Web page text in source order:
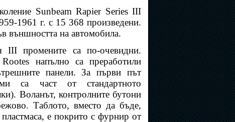
Sunbeam Rapier Series III
1961 г. с 15 368 произведени.
външността на автомобила.
III промените са по-очевидни.
напълно са преработили
панели. За първи път
са част от стандартното
Воланът, контролните бутони
Таблото, вместо да бъде,
е покрито с фурнир от